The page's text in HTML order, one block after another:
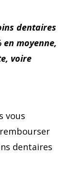
dentaires
moyenne,
voire
vous
dentaires